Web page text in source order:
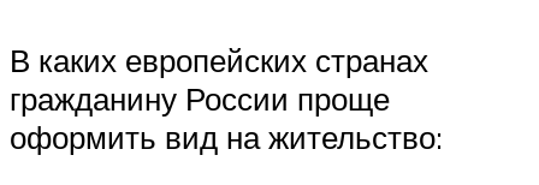
В каких европейских странах
гражданину России проще
оформить вид на жительство: